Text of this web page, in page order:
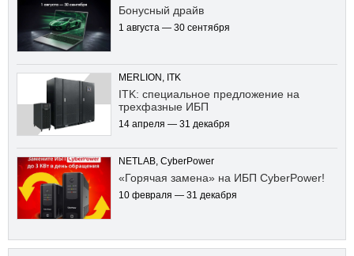
Бонусный драйв
1 августа — 30 сентября
MERLION, ITK
ITK: специальное предложение на
трехфазные ИБП
14 апреля — 31 декабря
NETLAB, CyberPower
«Горячая замена» на ИБП CyberPower!
10 февраля — 31 декабря